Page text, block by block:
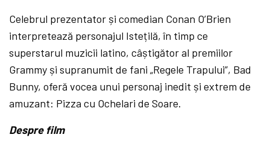
Celebrul prezentator și comedian Conan O’Brien
interpretează personajul Istețilă, în timp ce
superstarul muzicii latino, câștigător al premiilor
Grammy și supranumit de fani „Regele Trapului”, Bad
Bunny, oferă vocea unui personaj inedit și extrem de
amuzant: Pizza cu Ochelari de Soare.
Despre film